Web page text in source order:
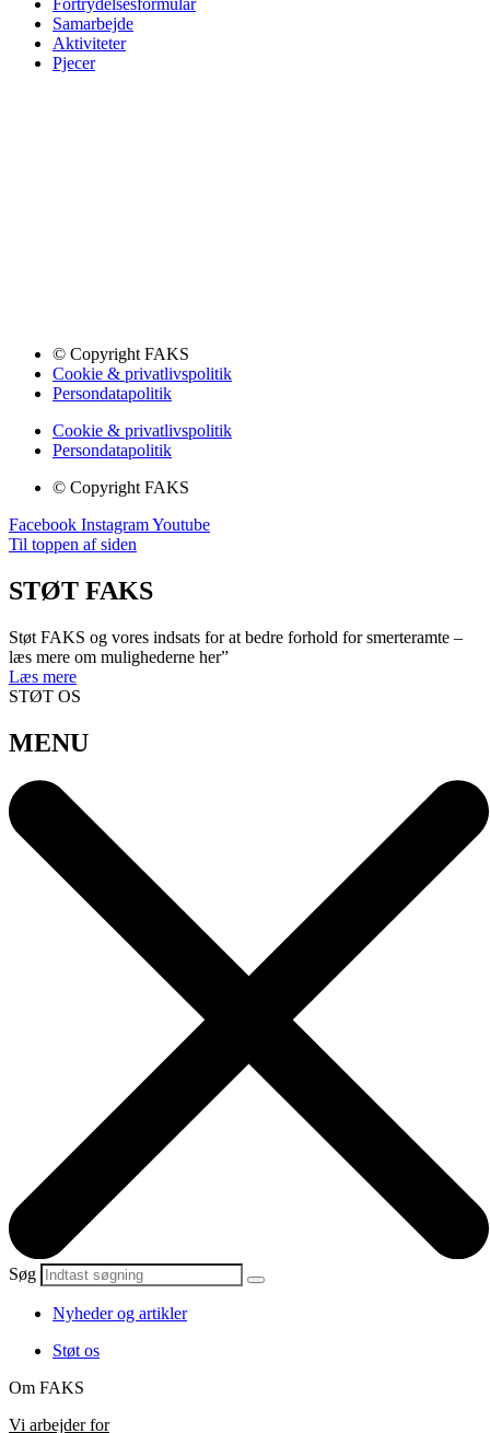
Fortrydelsesformular
Samarbejde
Aktiviteter
Pjecer
© Copyright FAKS
Cookie & privatlivspolitik
Persondatapolitik
Cookie & privatlivspolitik
Persondatapolitik
© Copyright FAKS
Facebook InstagramYoutube
Til toppen af siden
STØT FAKS
Støt FAKS og vores indsats for at bedre forhold for smerteramte –
læs mere om mulighederne her”
Læs mere
STØT OS
MENU
Søg
Nyheder og artikler
Støt os
Om FAKS
Vi arbejder for